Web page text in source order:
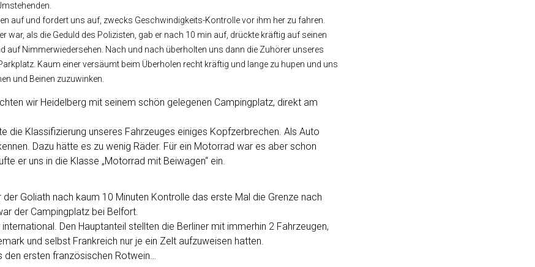
auf und fordert uns auf, zwecks Geschwindigkeits-Kontrolle vor ihm her zu fahren.
war, als die Geduld des Polizisten, gab er nach 10 min auf, drückte kräftig auf seinen
auf Nimmerwiedersehen. Nach und nach überholten uns dann die Zuhörer unseres
Kaum einer versäumt beim Überholen recht kräftig und lange zu hupen und uns
und Beinen zuzuwinken.
wir Heidelberg mit seinem schön gelegenen Campingplatz, direkt am
die Klassifizierung unseres Fahrzeuges einiges Kopfzerbrechen. Als Auto
Dazu hätte es zu wenig Räder. Für ein Motorrad war es aber schon
er uns in die Klasse „Motorrad mit Beiwagen“ ein.
Goliath nach kaum 10 Minuten Kontrolle das erste Mal die Grenze nach
der Campingplatz bei Belfort.
Den Hauptanteil stellten die Berliner mit immerhin 2 Fahrzeugen,
und selbst Frankreich nur je ein Zelt aufzuweisen hatten.
den ersten französischen Rotwein…